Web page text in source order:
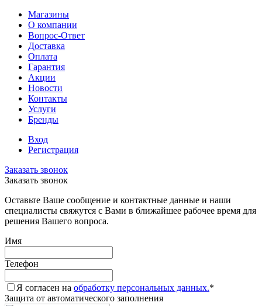
Магазины
О компании
Вопрос-Ответ
Доставка
Оплата
Гарантия
Акции
Новости
Контакты
Услуги
Бренды
Вход
Регистрация
Заказать звонок
Заказать звонок
Оставьте Ваше сообщение и контактные данные и наши
специалисты свяжутся с Вами в ближайшее рабочее время для
решения Вашего вопроса.
Имя
Телефон
Я согласен на обработку персональных данных.*
Защита от автоматического заполнения